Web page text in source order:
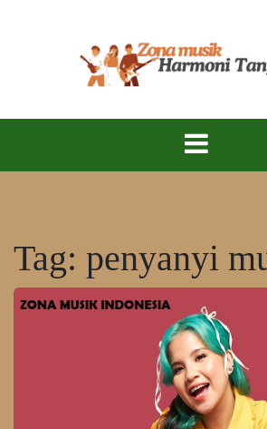
Zona
Merayakan Keindahan
Tag: penyanyi